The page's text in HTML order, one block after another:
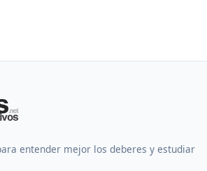
entender mejor los deberes y estudiar